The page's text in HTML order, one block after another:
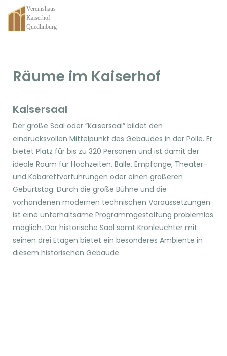
Räume im Kaiserhof
Kaisersaal
Der große Saal oder “Kaisersaal” bildet den
eindrucksvollen Mittelpunkt des Gebäudes in der Pölle. Er
bietet Platz für bis zu 320 Personen und ist damit der
ideale Raum für Hochzeiten, Bälle, Empfänge, Theater-
und Kabarettvorführungen oder einen größeren
Geburtstag. Durch die große Bühne und die
vorhandenen modernen technischen Voraussetzungen
ist eine unterhaltsame Programmgestaltung problemlos
möglich. Der historische Saal samt Kronleuchter mit
seinen drei Etagen bietet ein besonderes Ambiente in
diesem historischen Gebäude.